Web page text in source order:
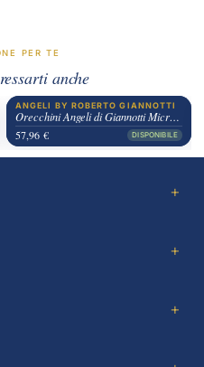
PER TE
anche
ANGELI BY ROBERTO GIANNOTTI
Orecchini Angeli di Giannotti Microlighting
57,96 €
DISPONIBILE